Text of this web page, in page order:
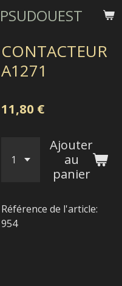
CONTACTEUR
A1271
11,80 €
Ajouter
au
panier
Référence de l'article:
954